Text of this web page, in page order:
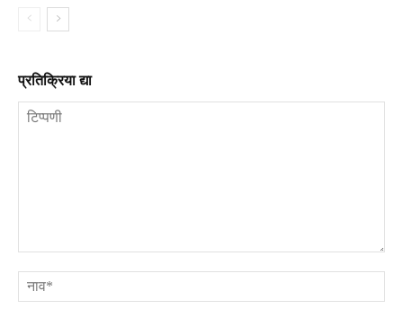
प्रतिक्रिया द्या